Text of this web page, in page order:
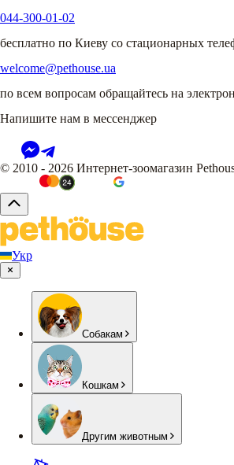
044-300-01-02
бесплатно по Киеву со стационарных
welcome@pethouse.ua
по всем вопросам обращайтесь на
Напишите нам в мессенджер
© 2010 - 2026 Интернет-зоомагазин
Укр
Собакам
Кошкам
Другим животным